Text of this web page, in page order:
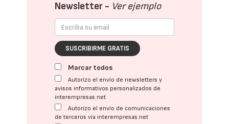
Newsletter - Ver ejemplo
SUSCRIBIRME GRATIS
Marcar todos
Autorizo el envío de newsletters y
avisos informativos personalizados de
interempresas.net
Autorizo el envío de comunicaciones
de terceros vía interempresas.net